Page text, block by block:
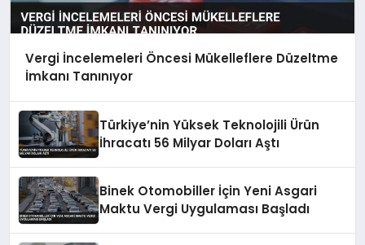
Vergi İncelemeleri Öncesi Mükelleflere Düzeltme
İmkanı Tanınıyor
Türkiye’nin Yüksek Teknolojili Ürün
İhracatı 56 Milyar Doları Aştı
Binek Otomobiller İçin Yeni Asgari
Maktu Vergi Uygulaması Başladı